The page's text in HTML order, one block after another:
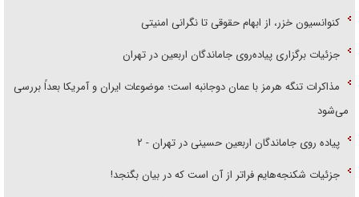
کنوانسیون خزر، از ابهام حقوقی تا نگرانی امنیتی
جزئیات برگزاری پیاده‌روی جاماندگان اربعین در تهران
مذاکرات تنگه هرمز با عمان دوجانبه است؛ موضوعات ایران و آمریکا بعداً بررسی
می‌شود
پیاده روی جاماندگان اربعین حسینی در تهران - ۲
جزئیات شکنجه‌هایم فراتر از آن است که در بیان بگنجد!